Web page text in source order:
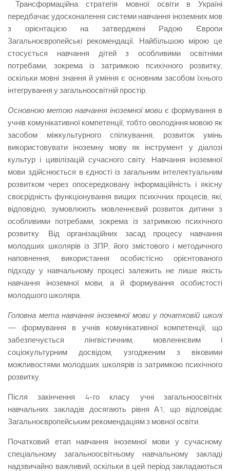
Трансформаційна стратегія мовної освіти в Україні
передбачає удосконалення системи навчання іноземних мов
з орієнтацією на затверджені Радою Європи
Загальноєвропейські рекомендації. Найбільшою мірою це
стосується навчання дітей з особливими освітніми
потребами, зокрема із затримкою психічного розвитку,
оскільки мовні знання й уміння є основним засобом їхнього
інтегрування у загальноосвітній простір.
Основною метою навчання іноземної мови є формування в
учнів комунікативної компетенції, тобто оволодіння мовою як
засобом міжкультурного спілкування, розвиток умінь
використовувати іноземну мову як інструмент у діалозі
культур і цивілізацій сучасного світу. Навчання іноземної
мови здійснюється в єдності із загальним інтелектуальним
розвитком через опосередковану інформаційність і якісну
своєрідність функціонування вищих психічних процесів, які,
відповідно, зумовлюють мовленнєвий розвиток дитини з
особливими потребами, зокрема із затримкою психічного
розвитку. Від організаційних засад процесу навчання
молодших школярів із ЗПР, його змістового і методичного
наповнення, використання особистісно орієнтованого
підходу у навчальному процесі залежить не лише якість
навчання іноземної мови, а й формування особистості
молодшого школяра.
Головна мета навчання іноземної мови у початковій школі
— формування в учнів комунікативної компетенції, що
забезпечується лінгвістичним, мовленнєвим і
соціокультурним досвідом, узгодженим з віковими
можливостями молодших школярів із затримкою психічного
розвитку.
Після закінчення 4-го класу учні загальноосвітніх
навчальних закладів досягають рівня А1, що відповідає
Загальноєвропейським рекомендаціям з мовної освіти.
Початковий етап навчання іноземної мови у сучасному
спеціальному загальноосвітньому навчальному закладі
надзвичайно важливий, оскільки в цей період закладаються